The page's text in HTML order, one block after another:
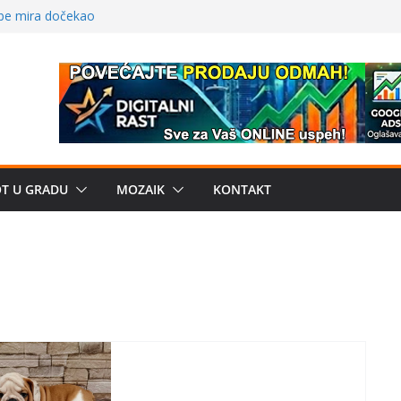
može li
projekat: Gde
i sekularne
Umesto
privatne
U GRADU MOZAIK KONTAKT